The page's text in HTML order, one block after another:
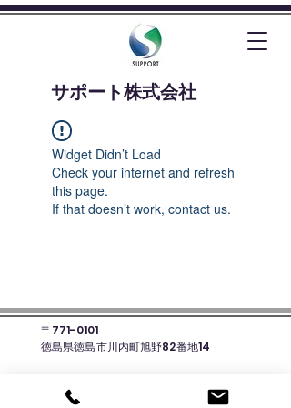
​サポート株式会社
Widget Didn’t Load
Check your internet and refresh
this page.
If that doesn’t work, contact us.
〒771-0101
徳島県徳島市川内町旭野82番地14
☎088-678-8135